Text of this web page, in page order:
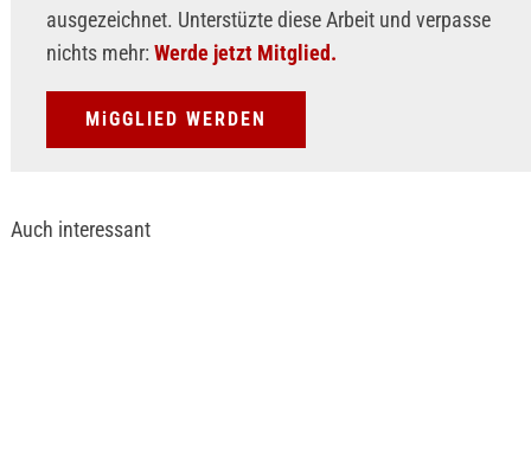
ausgezeichnet. Unterstüzte diese Arbeit und verpasse
nichts mehr: Werde jetzt Mitglied.
MiGGLIED WERDEN
Auch interessant